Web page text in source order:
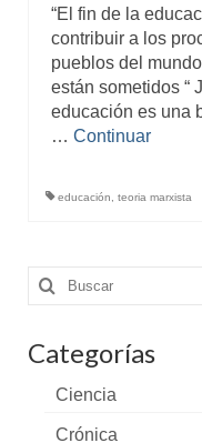
“El fin de la
contribuir a los
pueblos del
están sometidos “
educación es una
… Continuar
educación teoria marxista
Buscar
por:
Categorías
Ciencia
Crónica